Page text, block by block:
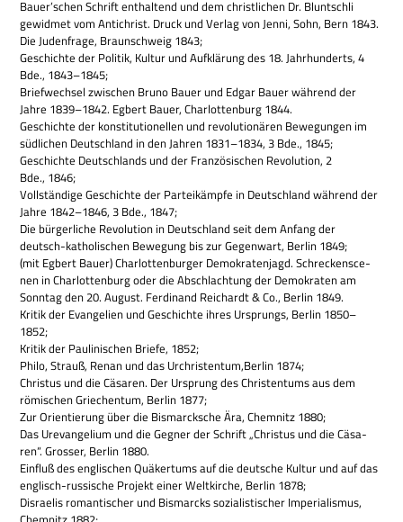
Bauer’schen Schrift ent­hal­tend und dem christ­li­chen Dr. Blunt­schli
gewid­met vom Anti­christ. Druck und Ver­lag von Jenni, Sohn, Bern 1843.
Die Juden­frage, Braun­schweig 1843;
Geschichte der Poli­tik, Kul­tur und Auf­klä­rung des 18. Jahr­hun­derts, 4
Bde., 1843–1845;
Brief­wech­sel zwi­schen Bruno Bauer und Edgar Bauer wäh­rend der
Jahre 1839–1842. Egbert Bauer, Char­lot­ten­burg 1844.
Geschichte der kon­sti­tu­tio­nel­len und revo­lu­tio­nä­ren Bewe­gun­gen im
süd­li­chen Deutsch­land in den Jah­ren 1831–1834, 3 Bde., 1845;
Geschichte Deutsch­lands und der Fran­zö­si­schen Revo­lu­tion, 2
Bde., 1846;
Voll­stän­dige Geschichte der Par­tei­kämpfe in Deutsch­land wäh­rend der
Jahre 1842–1846, 3 Bde., 1847;
Die bür­ger­li­che Revo­lu­tion in Deutsch­land seit dem Anfang der
deutsch-katho­li­schen Bewe­gung bis zur Gegen­wart, Ber­lin 1849;
(mit Egbert Bauer) Char­lot­ten­bur­ger Demo­kra­ten­jagd. Schrecken­s­ce­
nen in Char­lot­ten­burg oder die Abschlach­tung der Demo­kra­ten am
Sonn­tag den 20. August. Fer­di­nand Rei­chardt & Co., Ber­lin 1849.
Kri­tik der Evan­ge­lien und Geschichte ihres Ursprungs, Ber­lin 1850–
1852;
Kri­tik der Pau­li­ni­schen Briefe, 1852;
Philo, Strauß, Renan und das Urchristentum,Berlin 1874;
Chri­stus und die Cäsa­ren. Der Ursprung des Chri­sten­tums aus dem
römi­schen Grie­chen­tum, Ber­lin 1877;
Zur Ori­en­tie­rung über die Bis­marck­sche Ära, Chem­nitz 1880;
Das Ure­van­ge­lium und die Geg­ner der Schrift „Chri­stus und die Cäsa­
ren“. Gro­sser, Ber­lin 1880.
Ein­fluß des eng­li­schen Quä­ker­tums auf die deut­sche Kul­tur und auf das
eng­lisch-rus­si­sche Pro­jekt einer Welt­kir­che, Ber­lin 1878;
Dis­rae­lis roman­ti­scher und Bis­marcks sozia­li­sti­scher Impe­ria­lis­mus,